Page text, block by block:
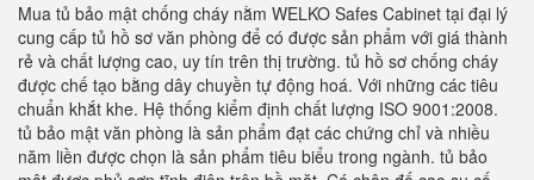
Mua tủ bảo mật chống cháy nằm WELKO Safes Cabinet tại đại lý
cung cấp tủ hồ sơ văn phòng để có được sản phẩm với giá thành
rẻ và chất lượng cao, uy tín trên thị trường. tủ hồ sơ chống cháy
được chế tạo bằng dây chuyền tự động hoá. Với những các tiêu
chuẩn khắt khe. Hệ thống kiểm định chất lượng ISO 9001:2008.
tủ bảo mật văn phòng là sản phẩm đạt các chứng chỉ và nhiều
năm liền được chọn là sản phẩm tiêu biểu trong ngành. tủ bảo